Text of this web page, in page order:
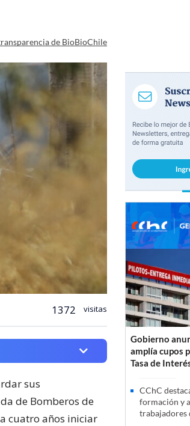
de BioBioChile
1372 visitas
sus
de Bomberos de
cuatro años iniciar
Gobierno
amplía cupos
Tasa de
CChC
formación y
trabajadores